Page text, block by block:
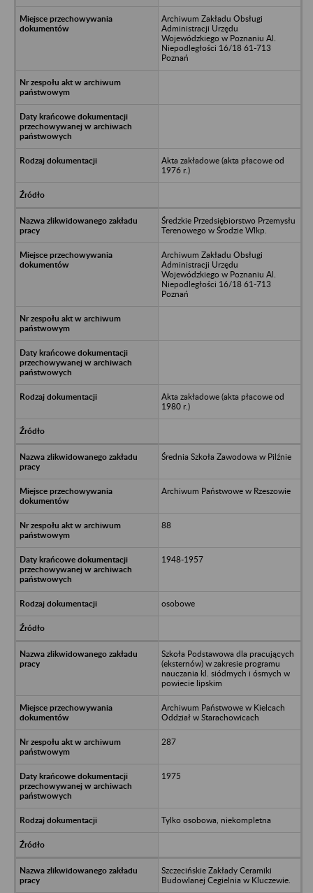
Archiwum Zakładu Obsługi
Administracji Urzędu
Wojewódzkiego w Poznaniu Al.
Niepodległości 16/18 61-713
Poznań
Akta zakładowe (akta płacowe od
1976 r.)
Średzkie Przedsiębiorstwo Przemysłu
Terenowego w Środzie Wlkp.
Archiwum Zakładu Obsługi
Administracji Urzędu
Wojewódzkiego w Poznaniu Al.
Niepodległości 16/18 61-713
Poznań
Akta zakładowe (akta płacowe od
1980 r.)
Średnia Szkoła Zawodowa w Pilźnie
Archiwum Państwowe w Rzeszowie
88
1948-1957
osobowe
Szkoła Podstawowa dla pracujących
(eksternów) w zakresie programu
nauczania kl. siódmych i ósmych w
powiecie lipskim
Archiwum Państwowe w Kielcach
Oddział w Starachowicach
287
1975
Tylko osobowa, niekompletna
Szczecińskie Zakłady Ceramiki
Budowlanej Cegielnia w Kluczewie.